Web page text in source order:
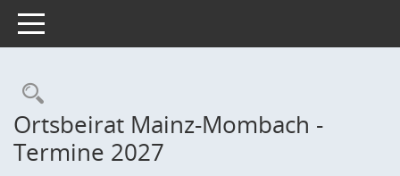
Toggle navigation
Rechercheauswahl
Ortsbeirat Mainz-Mombach -
Termine 2027